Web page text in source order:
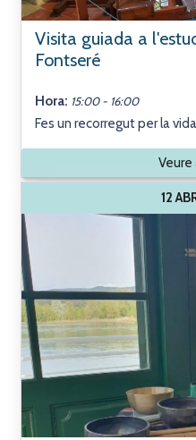
Visita guiada a
Fontseré
Hora: 15:00 - 16:00
Fes un recorregut per la
12